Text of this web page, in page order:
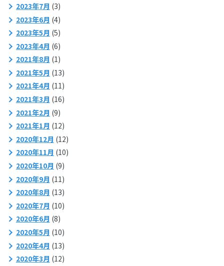
2023年7月 (3)
2023年6月 (4)
2023年5月 (5)
2023年4月 (6)
2021年8月 (1)
2021年5月 (13)
2021年4月 (11)
2021年3月 (16)
2021年2月 (9)
2021年1月 (12)
2020年12月 (12)
2020年11月 (10)
2020年10月 (9)
2020年9月 (11)
2020年8月 (13)
2020年7月 (10)
2020年6月 (8)
2020年5月 (10)
2020年4月 (13)
2020年3月 (12)